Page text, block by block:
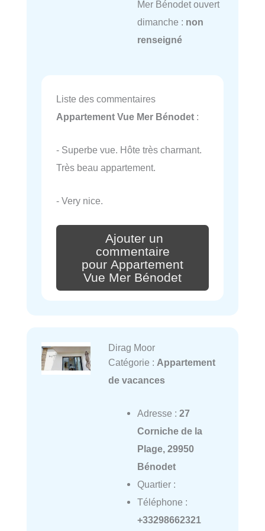
Mer Bénodet ouvert
dimanche : non
renseigné
Liste des commentaires
Appartement Vue Mer Bénodet :
- Superbe vue. Hôte très charmant.
Très beau appartement.
- Very nice.
Ajouter un
commentaire
pour Appartement
Vue Mer Bénodet
Dirag Moor
Catégorie : Appartement
de vacances
Adresse : 27
Corniche de la
Plage, 29950
Bénodet
Quartier :
Téléphone :
+33298662321